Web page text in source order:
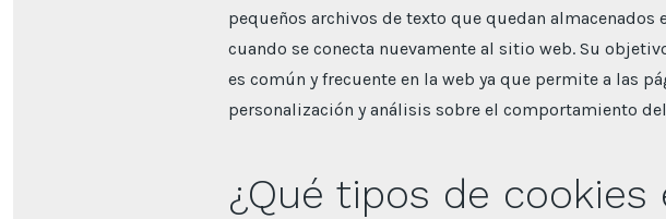
pequeños archivos de texto que quedan
cuando se conecta nuevamente al sitio web. Su
es común y frecuente en la web ya que permite a las
personalización y análisis sobre el comportamiento
¿Qué tipos de cookies